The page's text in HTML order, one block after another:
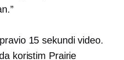
15 sekundivideo.
koristim Prairie